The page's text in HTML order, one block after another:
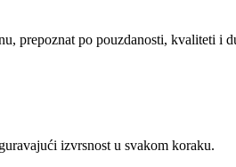
prepoznat po pouzdanosti, kvaliteti i
izvrsnost u svakom koraku.